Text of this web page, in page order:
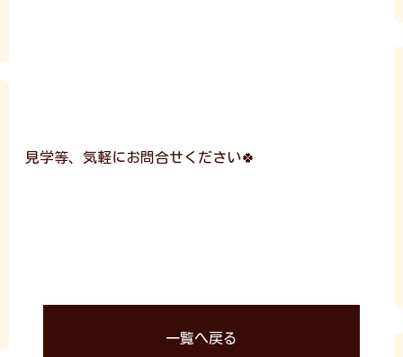
見学等、気軽にお問合せください🍀
一覧へ戻る